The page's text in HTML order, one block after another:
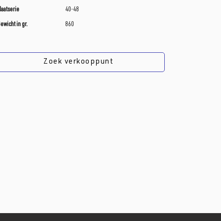
40-48
in gr. 860
Zoek verkooppunt